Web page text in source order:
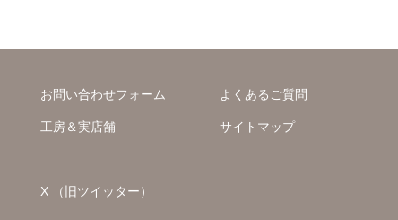
お問い合わせフォーム よくあるご質問
工房＆実店舗 サイトマップ
X （旧ツイッター）